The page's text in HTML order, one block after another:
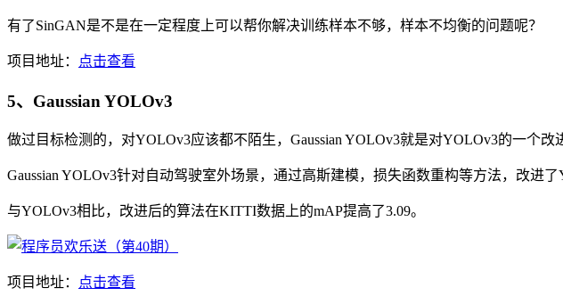
有了SinGAN是不是在一定程度上可以帮你解决训练样本不够，样本不均衡的问题呢？
项目地址： 点击查看
5、Gaussian YOLOv3
做过目标检测的，对YOLOv3应该都不陌生，Gaussian YOLOv3就是对YOLOv3的一个改
Gaussian YOLOv3针对自动驾驶室外场景，通过高斯建模，损失函数重构等方法，改进
与YOLOv3相比，改进后的算法在KITTI数据上的mAP提高了3.09。
项目地址： 点击查看